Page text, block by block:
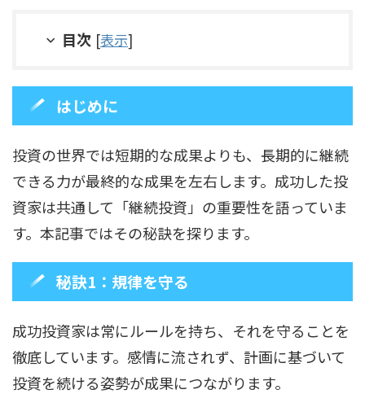
目次 [表示]
はじめに
投資の世界では短期的な成果よりも、長期的に継続
できる力が最終的な成果を左右します。成功した投
資家は共通して「継続投資」の重要性を語っていま
す。本記事ではその秘訣を探ります。
秘訣1：規律を守る
成功投資家は常にルールを持ち、それを守ることを
徹底しています。感情に流されず、計画に基づいて
投資を続ける姿勢が成果につながります。